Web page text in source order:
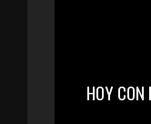
HOY